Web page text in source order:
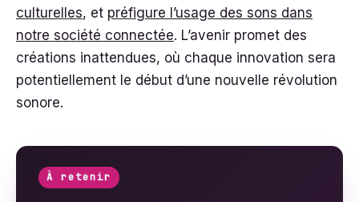
culturelles, et préfigure l’usage des sons dans
notre société connectée. L’avenir promet des
créations inattendues, où chaque innovation sera
potentiellement le début d’une nouvelle révolution
sonore.
À retenir